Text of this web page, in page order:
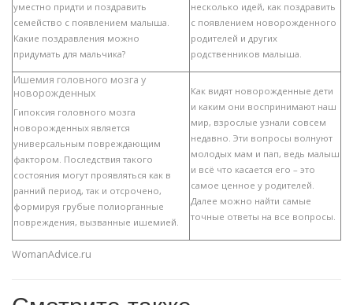
уместно придти и поздравить
семейство с появлением малыша.
Какие поздравления можно
придумать для мальчика?
несколько идей, как поздравить
с появлением новорожденного
родителей и других
родственников малыша.
Ишемия головного мозга у
новорожденных
Гипоксия головного мозга
новорожденных является
универсальным повреждающим
фактором. Последствия такого
состояния могут проявляться как в
ранний период, так и отсрочено,
формируя грубые полиорганные
повреждения, вызванные ишемией.
Как видят новорожденные дети
и каким они воспринимают наш
мир, взрослые узнали совсем
недавно. Эти вопросы волнуют
молодых мам и пап, ведь малыш
и всё что касается его – это
самое ценное у родителей.
Далее можно найти самые
точные ответы на все вопросы.
WomanAdvice.ru